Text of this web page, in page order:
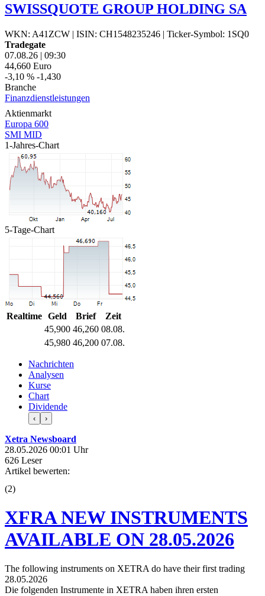
SWISSQUOTE GROUP HOLDING SA
WKN: A41ZCW | ISIN: CH1548235246 | Ticker-Symbol: 1SQ0
Tradegate
07.08.26 | 09:30
44,660 Euro
-3,10 % -1,430
Branche
Finanzdienstleistungen
Aktienmarkt
Europa 600
SMI MID
1-Jahres-Chart
5-Tage-Chart
Realtime Geld Brief
Zeit
45,900 46,260 08.08.
45,980 46,200 07.08.
Nachrichten
Analysen
Kurse
Chart
Dividende
‹ ›
Xetra Newsboard
28.05.2026 00:01 Uhr
626 Leser
Artikel bewerten:
(2)
XFRA NEW INSTRUMENTS
AVAILABLE ON 28.05.2026
The following instruments on XETRA do have their first trading
28.05.2026
Die folgenden Instrumente in XETRA haben ihren ersten